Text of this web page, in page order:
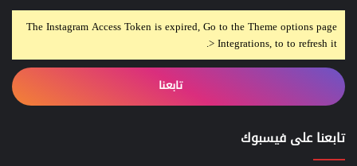
The Instagram Access Token is expired, Go to the Theme options page
> Integrations, to to refresh it.
تابعنا
تابعنا على فيسبوك